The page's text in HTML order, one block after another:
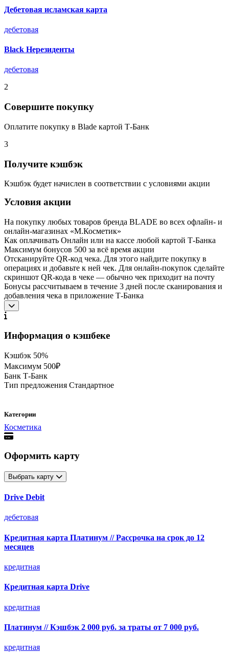
Дебетовая исламская карта
дебетовая
Black Нерезиденты
дебетовая
2
Совершите покупку
Оплатите покупку в Blade картой Т-Банк
3
Получите кэшбэк
Кэшбэк будет начислен в соответствии с условиями акции
Условия акции
На покупку любых товаров бренда BLADE во всех офлайн- и
онлайн-магазинах «М.Косметик»
Как оплачивать Онлайн или на кассе любой картой Т‑Банка
Максимум бонусов 500 за всё время акции
Отсканируйте QR-код чека. Для этого найдите покупку в
операциях и добавьте к ней чек. Для онлайн-покупок сделайте
скриншот QR-кода в чеке — обычно чек приходит на почту
Бонусы рассчитываем в течение 3 дней после сканирования и
добавления чека в приложение Т‑Банка
Информация о кэшбеке
Кэшбэк 50%
Максимум 500₽
Банк Т-Банк
Тип предложения Стандартное
Категории
Косметика
Оформить карту
Выбрать карту
Drive Debit
дебетовая
Кредитная карта Платинум // Рассрочка на срок до 12
месяцев
кредитная
Кредитная карта Drive
кредитная
Платинум // Кэшбэк 2 000 руб. за траты от 7 000 руб.
кредитная